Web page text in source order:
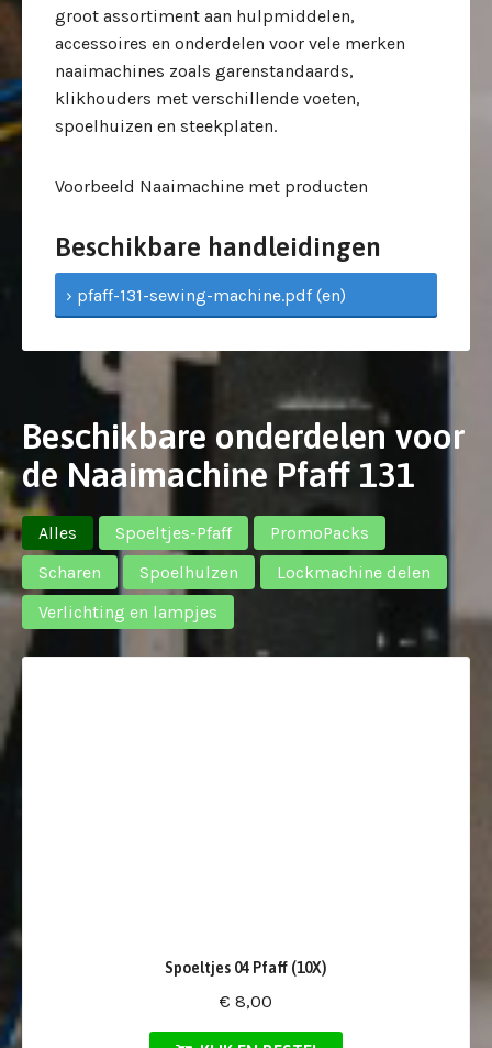
groot assortiment aan hulpmiddelen,
accessoires en onderdelen voor vele merken
naaimachines zoals garenstandaards,
klikhouders met verschillende voeten,
spoelhuizen en steekplaten.
Voorbeeld Naaimachine met producten
Beschikbare handleidingen
› pfaff-131-sewing-machine.pdf (en)
Beschikbare onderdelen voor
de Naaimachine Pfaff 131
Alles Spoeltjes-Pfaff
PromoPacks
Scharen
Spoelhulzen
Lockmachine delen
Verlichting en lampjes
Spoeltjes 04 Pfaff (10X)
€ 8,00